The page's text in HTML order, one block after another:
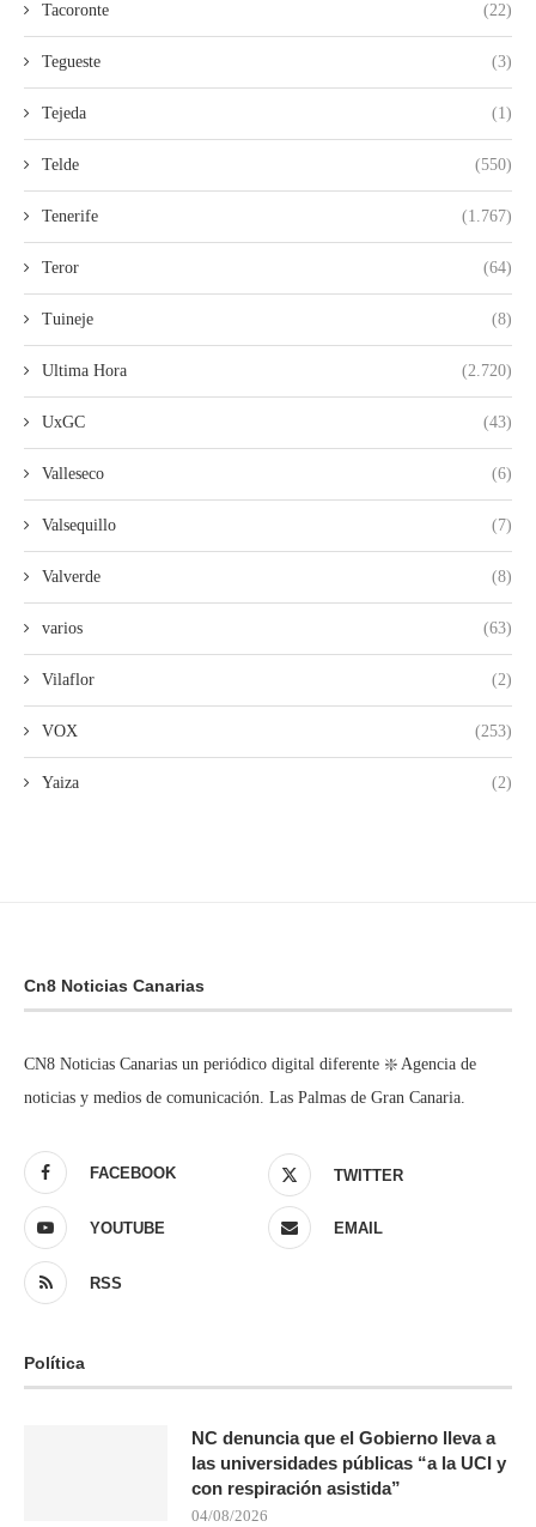
Tacoronte (22)
Tegueste (3)
Tejeda (1)
Telde (550)
Tenerife (1.767)
Teror (64)
Tuineje (8)
Ultima Hora (2.720)
UxGC (43)
Valleseco (6)
Valsequillo (7)
Valverde (8)
varios (63)
Vilaflor (2)
VOX (253)
Yaiza (2)
Cn8 Noticias Canarias
CN8 Noticias Canarias un periódico digital diferente ❇️ Agencia de
noticias y medios de comunicación. Las Palmas de Gran Canaria.
FACEBOOK TWITTER
YOUTUBE EMAIL
RSS
Política
NC denuncia que el Gobierno lleva a
las universidades públicas “a la UCI y
con respiración asistida”
04/08/2026